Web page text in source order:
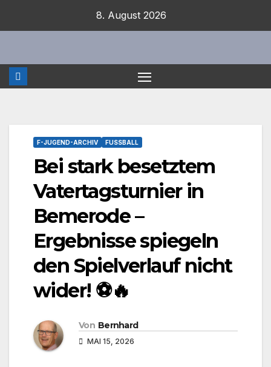
8. August 2026
F-JUGEND-ARCHIV FUSSBALL
Bei stark besetztem
Vatertagsturnier in
Bemerode –
Ergebnisse spiegeln
den Spielverlauf nicht
wider! ⚽🔥
Von Bernhard
MAI 15, 2026